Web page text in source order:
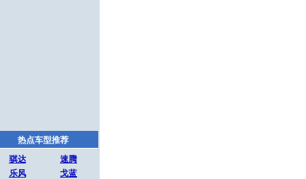
热点车型推荐
骐达
速腾
乐风
戈蓝